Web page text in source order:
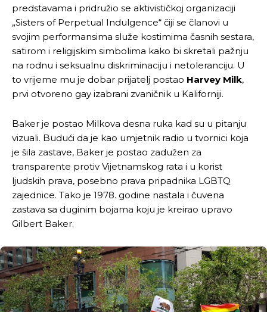
predstavama i pridružio se aktivističkoj organizaciji
„Sisters of Perpetual Indulgence“ čiji se članovi u
svojim performansima služe kostimima časnih sestara,
satirom i religijskim simbolima kako bi skretali pažnju
na rodnu i seksualnu diskriminaciju i netoleranciju. U
to vrijeme mu je dobar prijatelj postao Harvey Milk,
prvi otvoreno gay izabrani zvaničnik u Kaliforniji.
Baker je postao Milkova desna ruka kad su u pitanju
vizuali. Budući da je kao umjetnik radio u tvornici koja
je šila zastave, Baker je postao zadužen za
transparente protiv Vijetnamskog rata i u korist
ljudskih prava, posebno prava pripadnika LGBTQ
zajednice. Tako je 1978. godine nastala i čuvena
zastava sa duginim bojama koju je kreirao upravo
Gilbert Baker.